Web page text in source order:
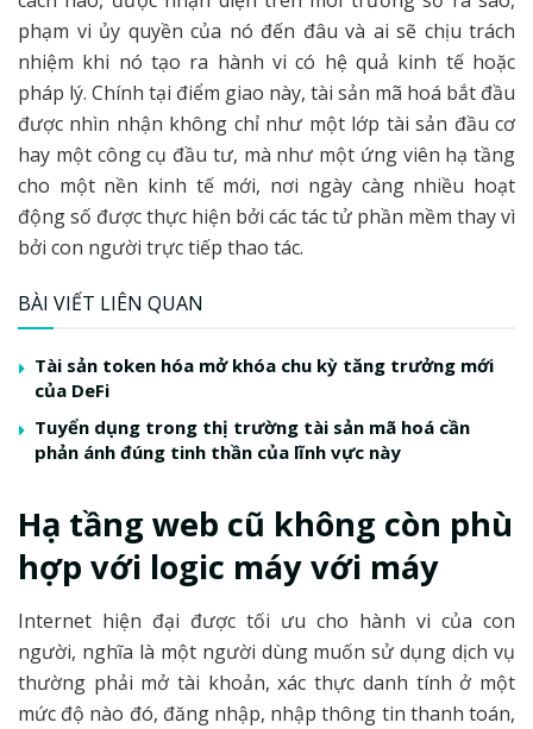
phạm vi ủy quyền của nó đến đâu và ai sẽ chịu trách
nhiệm khi nó tạo ra hành vi có hệ quả kinh tế hoặc
pháp lý. Chính tại điểm giao này, tài sản mã hoá bắt đầu
được nhìn nhận không chỉ như một lớp tài sản đầu cơ
hay một công cụ đầu tư, mà như một ứng viên hạ tầng
cho một nền kinh tế mới, nơi ngày càng nhiều hoạt
động số được thực hiện bởi các tác tử phần mềm thay vì
bởi con người trực tiếp thao tác.
BÀI VIẾT LIÊN QUAN
Tài sản token hóa mở khóa chu kỳ tăng trưởng mới
của DeFi
Tuyển dụng trong thị trường tài sản mã hoá cần
phản ánh đúng tinh thần của lĩnh vực này
Hạ tầng web cũ không còn phù
hợp với logic máy với máy
Internet hiện đại được tối ưu cho hành vi của con
người, nghĩa là một người dùng muốn sử dụng dịch vụ
thường phải mở tài khoản, xác thực danh tính ở một
mức độ nào đó, đăng nhập, nhập thông tin thanh toán,